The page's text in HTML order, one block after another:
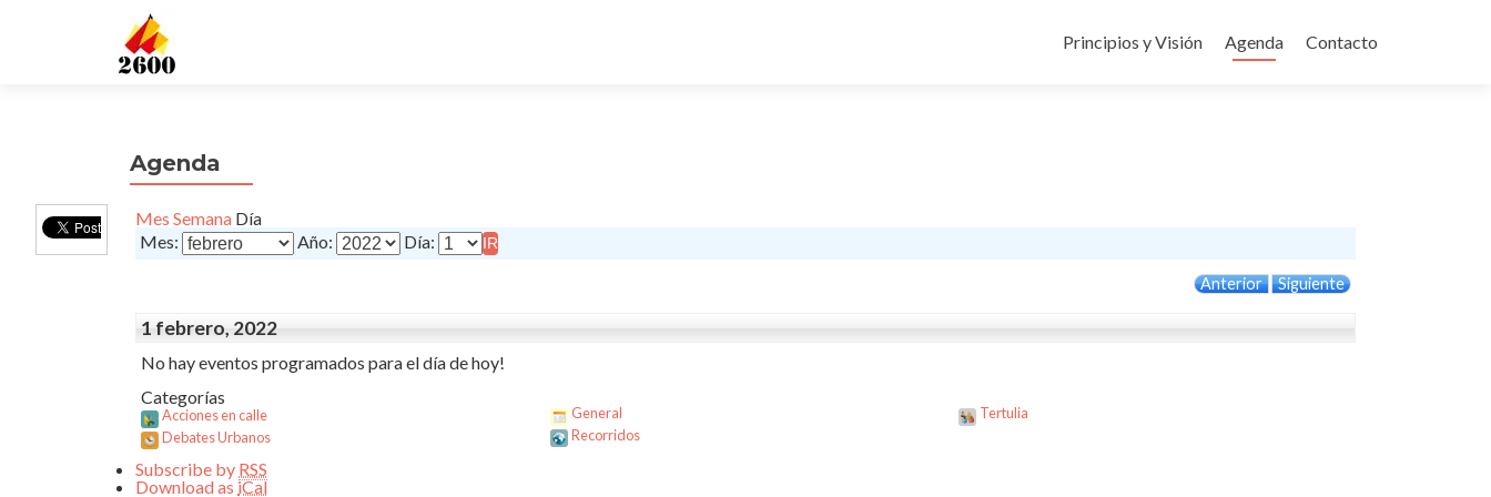
al
Principios y Visión Agenda Contacto
Agenda
Mes Semana Día
Mes:
Año: Día:
Anterior Siguiente
1 febrero, 2022
No hay eventos programados para el día de hoy!
Categorías
Acciones en calle
Debates Urbanos
General
Recorridos
Tertulia
Subscribe by RSS
Download as iCal